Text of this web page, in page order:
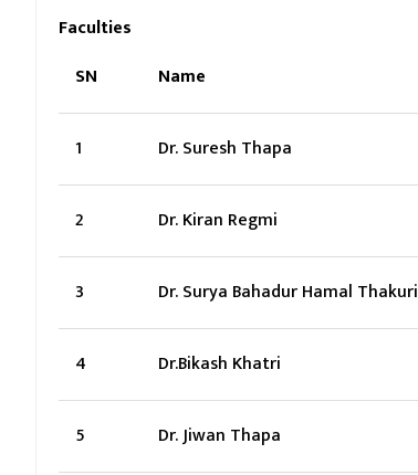
Faculties
SN
Name
1 Dr. Suresh Thapa
2 Dr. Kiran Regmi
3 Dr. Surya Bahadur Hamal Thakuri
4 Dr.Bikash Khatri
5 Dr. Jiwan Thapa